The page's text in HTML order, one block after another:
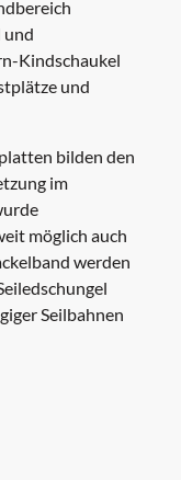
und
Kindschaukel
und
bilden den
im
möglich auch
werden
Seilbahnen